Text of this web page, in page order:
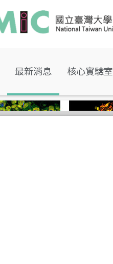
最新消息 核心實驗室